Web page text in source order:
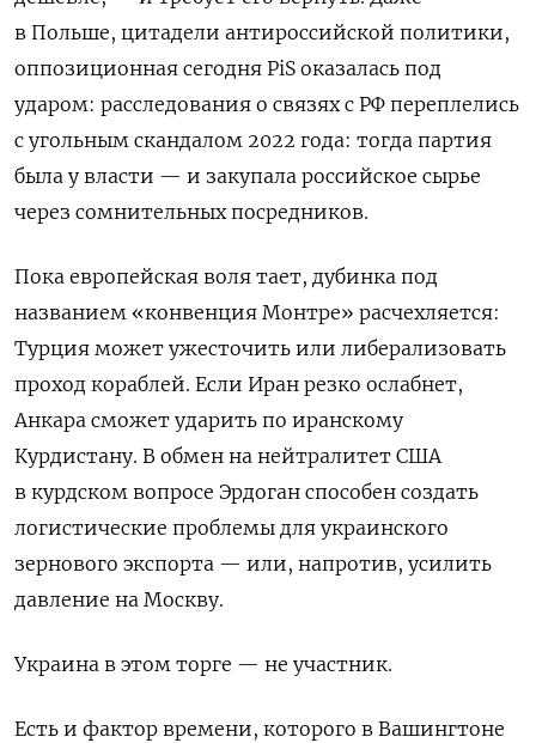
в Польше, цитадели антироссийской политики,
оппозиционная сегодня PiS оказалась под
ударом: расследования о связях с РФ переплелись
с угольным скандалом 2022 года: тогда партия
была у власти — и закупала российское сырье
через сомнительных посредников.
Пока европейская воля тает, дубинка под
названием «конвенция Монтре» расчехляется:
Турция может ужесточить или либерализовать
проход кораблей. Если Иран резко ослабнет,
Анкара сможет ударить по иранскому
Курдистану. В обмен на нейтралитет США
в курдском вопросе Эрдоган способен создать
логистические проблемы для украинского
зернового экспорта — или, напротив, усилить
давление на Москву.
Украина в этом торге — не участник.
Есть и фактор времени, которого в Вашингтоне